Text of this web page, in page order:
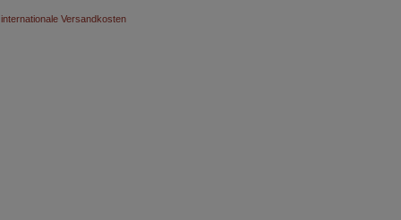
Versandkosten